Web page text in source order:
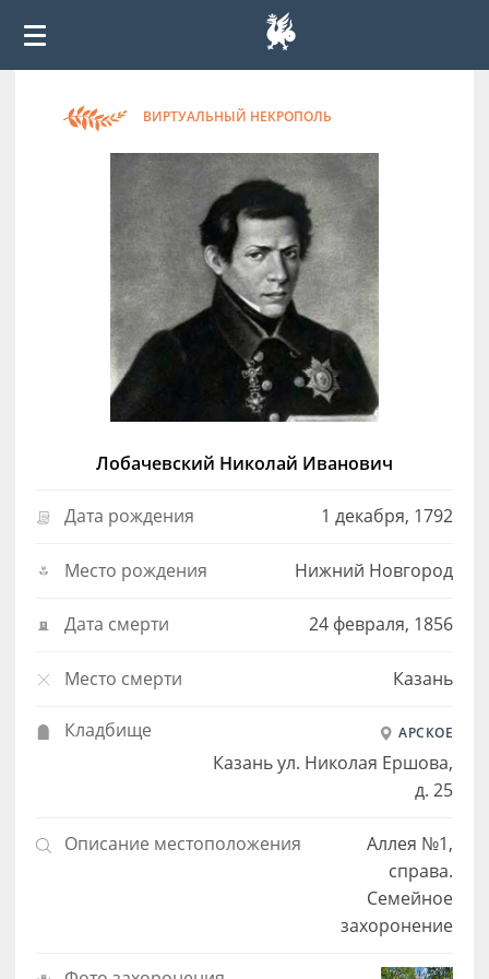
ВИРТУАЛЬНЫЙ НЕКРОПОЛЬ
Лобачевский Николай Иванович
Дата рождения 1 декабря, 1792
Место рождения Нижний Новгород
Дата смерти 24 февраля, 1856
Место смерти Казань
Кладбище АРСКОЕ
Казань ул. Николая Ершова,
д. 25
Описание местоположения
Аллея №1,
справа.
Семейное
захоронение